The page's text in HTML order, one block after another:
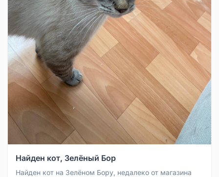
Найден кот, Зелёный Бор
Найден кот на Зелёном Бору, недалеко от магазина